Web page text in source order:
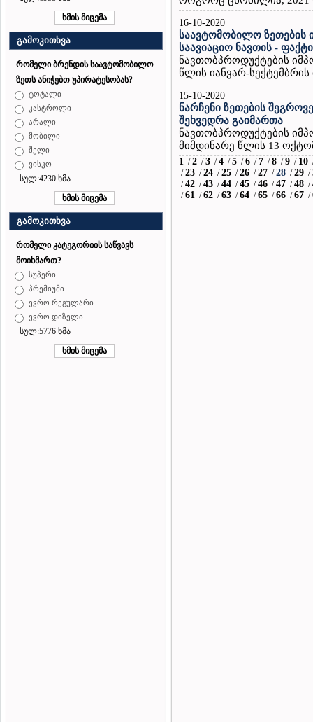
გამოკითხვა
რომელი ბრენდის საავტომობილო
ზეთს ანიჭებთ უპირატესობას?
ტოტალი
კასტროლი
არალი
მობილი
შელი
ვისკო
სულ:4230 ხმა
გამოკითხვა
რომელი კატეგორიის საწვავს
მოიხმართ?
სუპერი
პრემიუმი
ევრო რეგულარი
ევრო დიზელი
სულ:5776 ხმა
16-10-2020
საავტომობილო ზეთების
საავიაციო ნავთის -
ნავთობპროდუქტების
წლის იანვარ-სექტემბრის
15-10-2020
ნარჩენი ზეთების
შეხვედრა გაიმართა
ნავთობპროდუქტების
მიმდინარე წლის 13
1 / 2 / 3 / 4 / 5 / 6 / 7 / 8 / 9 / 10
/ 23 / 24 / 25 / 26 / 27 / 28 / 29 /
/ 42 / 43 / 44 / 45 / 46 / 47 / 48 /
/ 61 / 62 / 63 / 64 / 65 / 66 / 67 /